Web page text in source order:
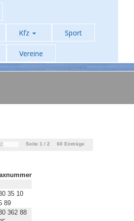
Kfz Sport
Vereine
2 Seite 1 / 2 60 Einträge
35 10
89
362 88